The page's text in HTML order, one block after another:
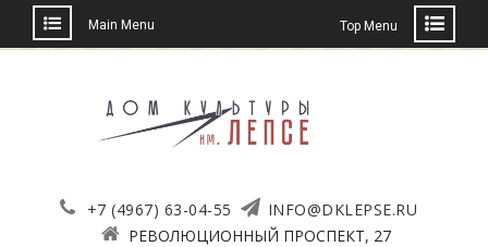
Main Menu Top Menu
+7 (4967) 63-04-55
INFO@DKLEPSE.RU
РЕВОЛЮЦИОННЫЙ ПРОСПЕКТ, 27